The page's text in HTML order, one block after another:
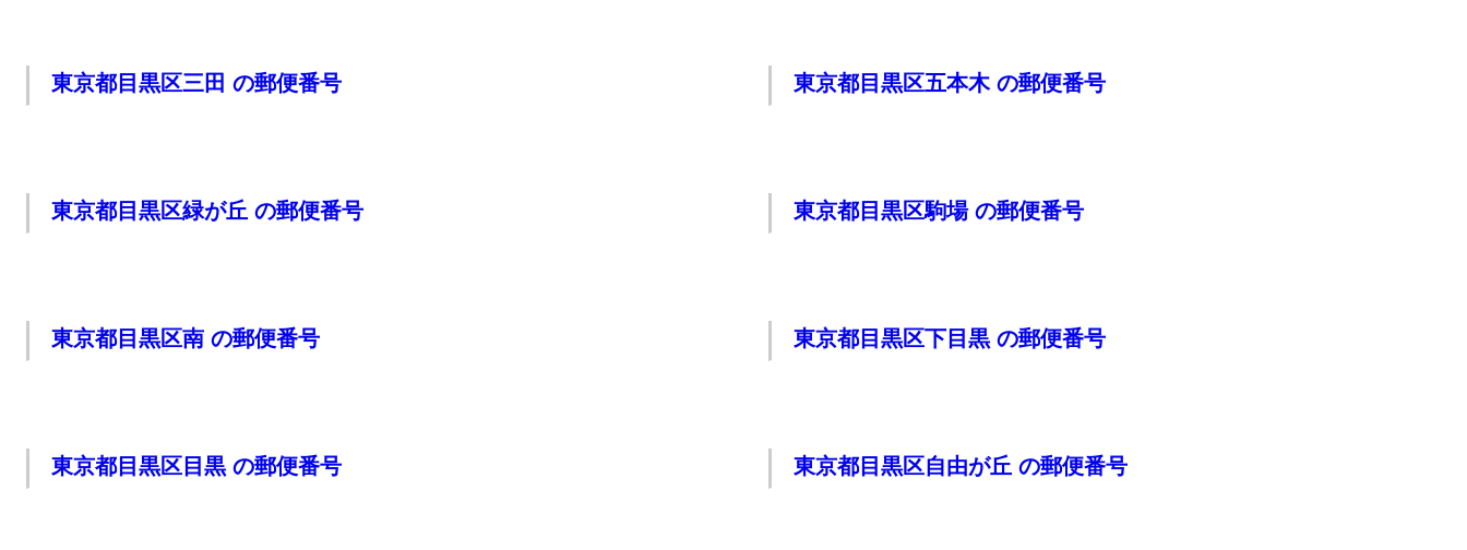
東京都目黒区三田 の郵便番号 東京都目黒区五本木 の郵便番号
東京都目黒区緑が丘 の郵便番号 東京都目黒区駒場 の郵便番号
東京都目黒区南 の郵便番号 東京都目黒区下目黒 の郵便番号
東京都目黒区目黒 の郵便番号 東京都目黒区自由が丘 の郵便番号